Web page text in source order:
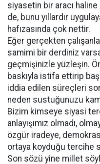
siyasetin bir aracı
de, bunu yıllardır
hafızasında çok nettir.
Eğer gerçekten
samimi bir derdiniz
geçmişinizle yüzleşin.
baskıyla istifa ettirip
iddia edilen süreçleri
neden sustuğunuzu
Bizim kimseye siyasi
anlayışımız olmadı,
özgür iradeye,
ortaya koyduğu tercihe
Son sözü yine millet